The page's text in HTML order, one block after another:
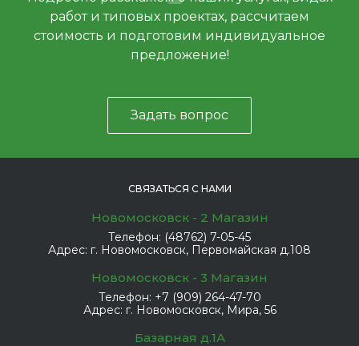
работ и типовых проектах, рассчитаем
стоимость и подготовим индивидуальное
предложение!
Задать вопрос
СВЯЗАТЬСЯ С НАМИ
Новомосковск - 2 Магазин
Телефон: (48762) 7-05-45
Адрес: г. Новомосковск, Первомайская д.108
Новомосковск - 3 Магазин
Телефон: +7 (909) 264-47-70
Адрес: г. Новомосковск, Мира, 56
Базарная д.1А